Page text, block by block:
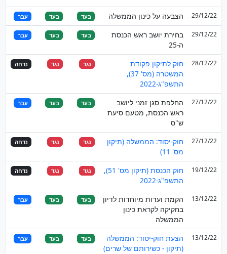
29/12/22 הצבעה על כינון הממשלה בעד בעד עבר
29/12/22
בחירת יושב ראש הכנסת
ה-25
בעד בעד עבר
28/12/22
חוק לתיקון פקודת
המשטרה (מס' 37),
התשפ"ג-2022
נגד נגד נדחה
27/12/22
החלפת סגן זמני ליושב
ראש הכנסת, מטעם סיעת
ש"ס
בעד בעד עבר
27/12/22
חוק-יסוד: הממשלה (תיקון
מס' 11)
נגד נגד נדחה
19/12/22
חוק הכנסת (תיקון מס' 51),
התשפ"ג-2022
נגד נגד נדחה
13/12/22
הקמת ועדות מיוחדות לדיון
בחקיקה לקראת כינון
הממשלה
בעד בעד עבר
13/12/22
הצעת חוק-יסוד: הממשלה
(תיקון - כשירותם של שרים)
בעד בעד עבר